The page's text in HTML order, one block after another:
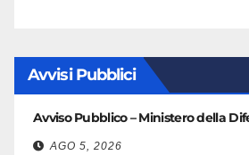
Avvisi Pubblici
Avviso Pubblico – Ministero della
AGO 5, 2026